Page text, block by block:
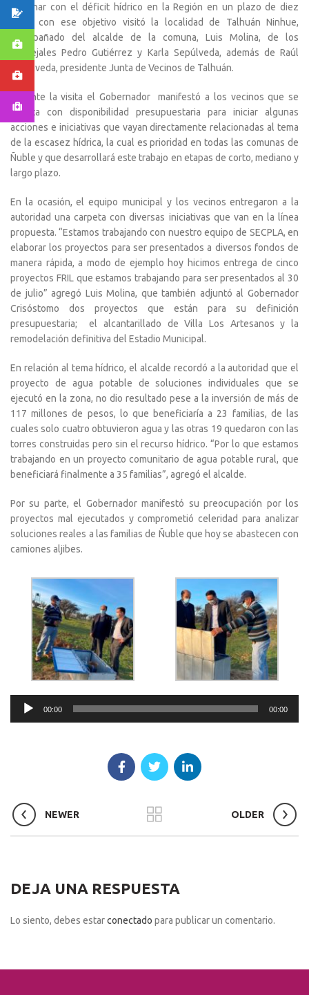
terminar con el déficit hídrico en la Región en un plazo de diez
años, con ese objetivo visitó la localidad de Talhuán Ninhue,
acompañado del alcalde de la comuna, Luis Molina, de los
concejales Pedro Gutiérrez y Karla Sepúlveda, además de Raúl
Sepúlveda, presidente Junta de Vecinos de Talhuán.
Durante la visita el Gobernador manifestó a los vecinos que se
cuenta con disponibilidad presupuestaria para iniciar algunas
acciones e iniciativas que vayan directamente relacionadas al tema
de la escasez hídrica, la cual es prioridad en todas las comunas de
Ñuble y que desarrollará este trabajo en etapas de corto, mediano y
largo plazo.
En la ocasión, el equipo municipal y los vecinos entregaron a la
autoridad una carpeta con diversas iniciativas que van en la línea
propuesta. “Estamos trabajando con nuestro equipo de SECPLA, en
elaborar los proyectos para ser presentados a diversos fondos de
manera rápida, a modo de ejemplo hoy hicimos entrega de cinco
proyectos FRIL que estamos trabajando para ser presentados al 30
de julio” agregó Luis Molina, que también adjuntó al Gobernador
Crisóstomo dos proyectos que están para su definición
presupuestaria; el alcantarillado de Villa Los Artesanos y la
remodelación definitiva del Estadio Municipal.
En relación al tema hídrico, el alcalde recordó a la autoridad que el
proyecto de agua potable de soluciones individuales que se
ejecutó en la zona, no dio resultado pese a la inversión de más de
117 millones de pesos, lo que beneficiaría a 23 familias, de las
cuales solo cuatro obtuvieron agua y las otras 19 quedaron con las
torres construidas pero sin el recurso hídrico. “Por lo que estamos
trabajando en un proyecto comunitario de agua potable rural, que
beneficiará finalmente a 35 familias”, agregó el alcalde.
Por su parte, el Gobernador manifestó su preocupación por los
proyectos mal ejecutados y comprometió celeridad para analizar
soluciones reales a las familias de Ñuble que hoy se abastecen con
camiones aljibes.
Reproductor
00:00 00:00
NEWER OLDER
DEJA UNA RESPUESTA
Lo siento, debes estarconectado para publicar un comentario.